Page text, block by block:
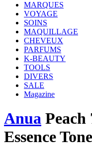
MARQUES
VOYAGE
SOINS
MAQUILLAGE
CHEVEUX
PARFUMS
K-BEAUTY
TOOLS
DIVERS
SALE
Magazine
Anua
Essence